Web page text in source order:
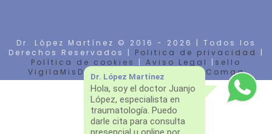
Dr. López Martínez © 2016 - 2026 | Todos los
Derechos Reservados | Politica de privacidad
|
Política de cookies
| Aviso Legal | sello
VigilaMisDatos | Diseño Web porComga
Dr. López Martínez
Hola, soy el doctor Juanjo
López, especialista en
traumatología. Puedo
darle cita para consulta